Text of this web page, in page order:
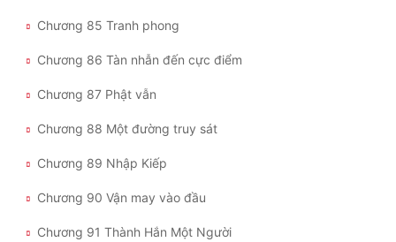
Chương 85 Tranh phong
Chương 86 Tàn nhẫn đến cực điểm
Chương 87 Phật vẫn
Chương 88 Một đường truy sát
Chương 89 Nhập Kiếp
Chương 90 Vận may vào đầu
Chương 91 Thành Hắn Một Người